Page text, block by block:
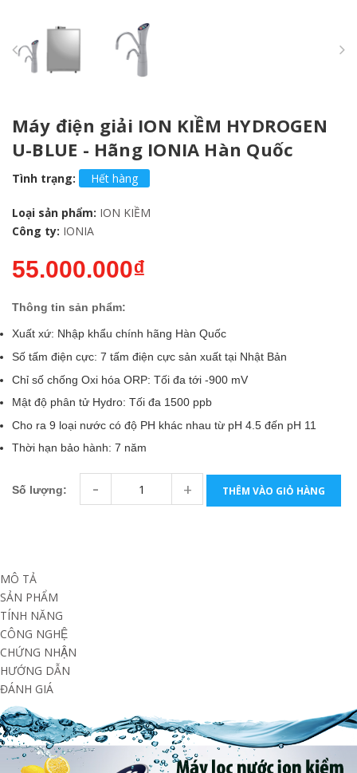
Máy điện giải ION KIỀM HYDROGEN
U-BLUE - Hãng IONIA Hàn Quốc
Tình trạng: Hết hàng
Loại sản phẩm: ION KIỀM
Công ty: IONIA
55.000.000₫
Thông tin sản phẩm:
Xuất xứ: Nhập khẩu chính hãng Hàn Quốc
Số tấm điện cực: 7 tấm điện cực sản xuất tại Nhật Bản
Chỉ số chống Oxi hóa ORP: Tối đa tới -900 mV
Mật độ phân tử Hydro: Tối đa 1500 ppb
Cho ra 9 loại nước có độ PH khác nhau từ pH 4.5 đến pH 11
Thời hạn bảo hành: 7 năm
Số lượng: - + THÊM VÀO GIỎ HÀNG
MÔ TẢ
SẢN PHẨM
TÍNH NĂNG
CÔNG NGHỆ
CHỨNG NHẬN
HƯỚNG DẪN
ĐÁNH GIÁ